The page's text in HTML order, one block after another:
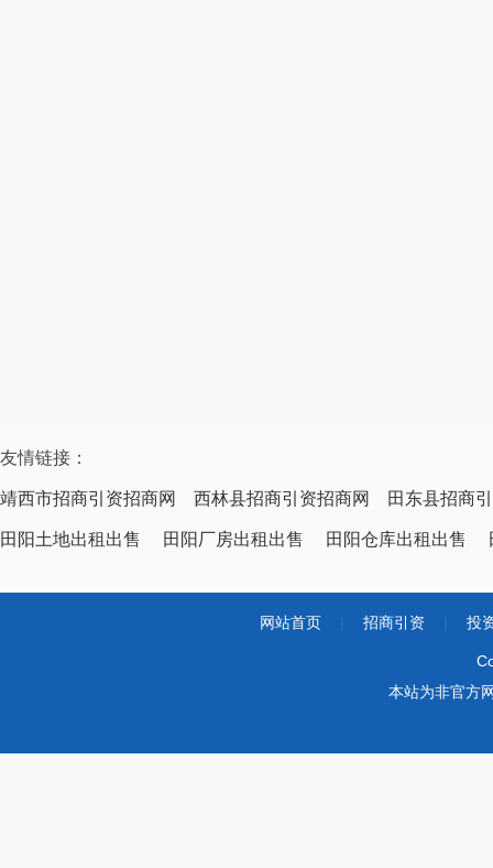
友情链接：
靖西市招商引资招商网 西林县招商引资招商网 田东县招商
田阳土地出租出售 田阳厂房出租出售 田阳仓库出租出售
网站首页 招商引资 投
本站为非官方